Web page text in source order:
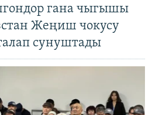
гана чыгышы
Жеңиш чокусу
сунуштады